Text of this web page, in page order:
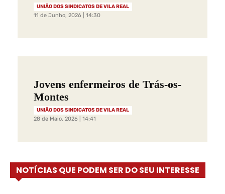
UNIÃO DOS SINDICATOS DE VILA REAL
11 de Junho, 2026 | 14:30
Jovens enfermeiros de Trás-os-
Montes
UNIÃO DOS SINDICATOS DE VILA REAL
28 de Maio, 2026 | 14:41
NOTÍCIAS QUE PODEM SER DO SEU INTERESSE